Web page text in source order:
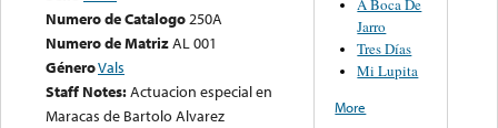
Numero de Catalogo250A
Numero de MatrizAL 001
GéneroVals
Staff Notes:Actuacion especial en
Maracas de Bartolo Alvarez
A Boca De
Jarro
Tres Días
Mi Lupita
More